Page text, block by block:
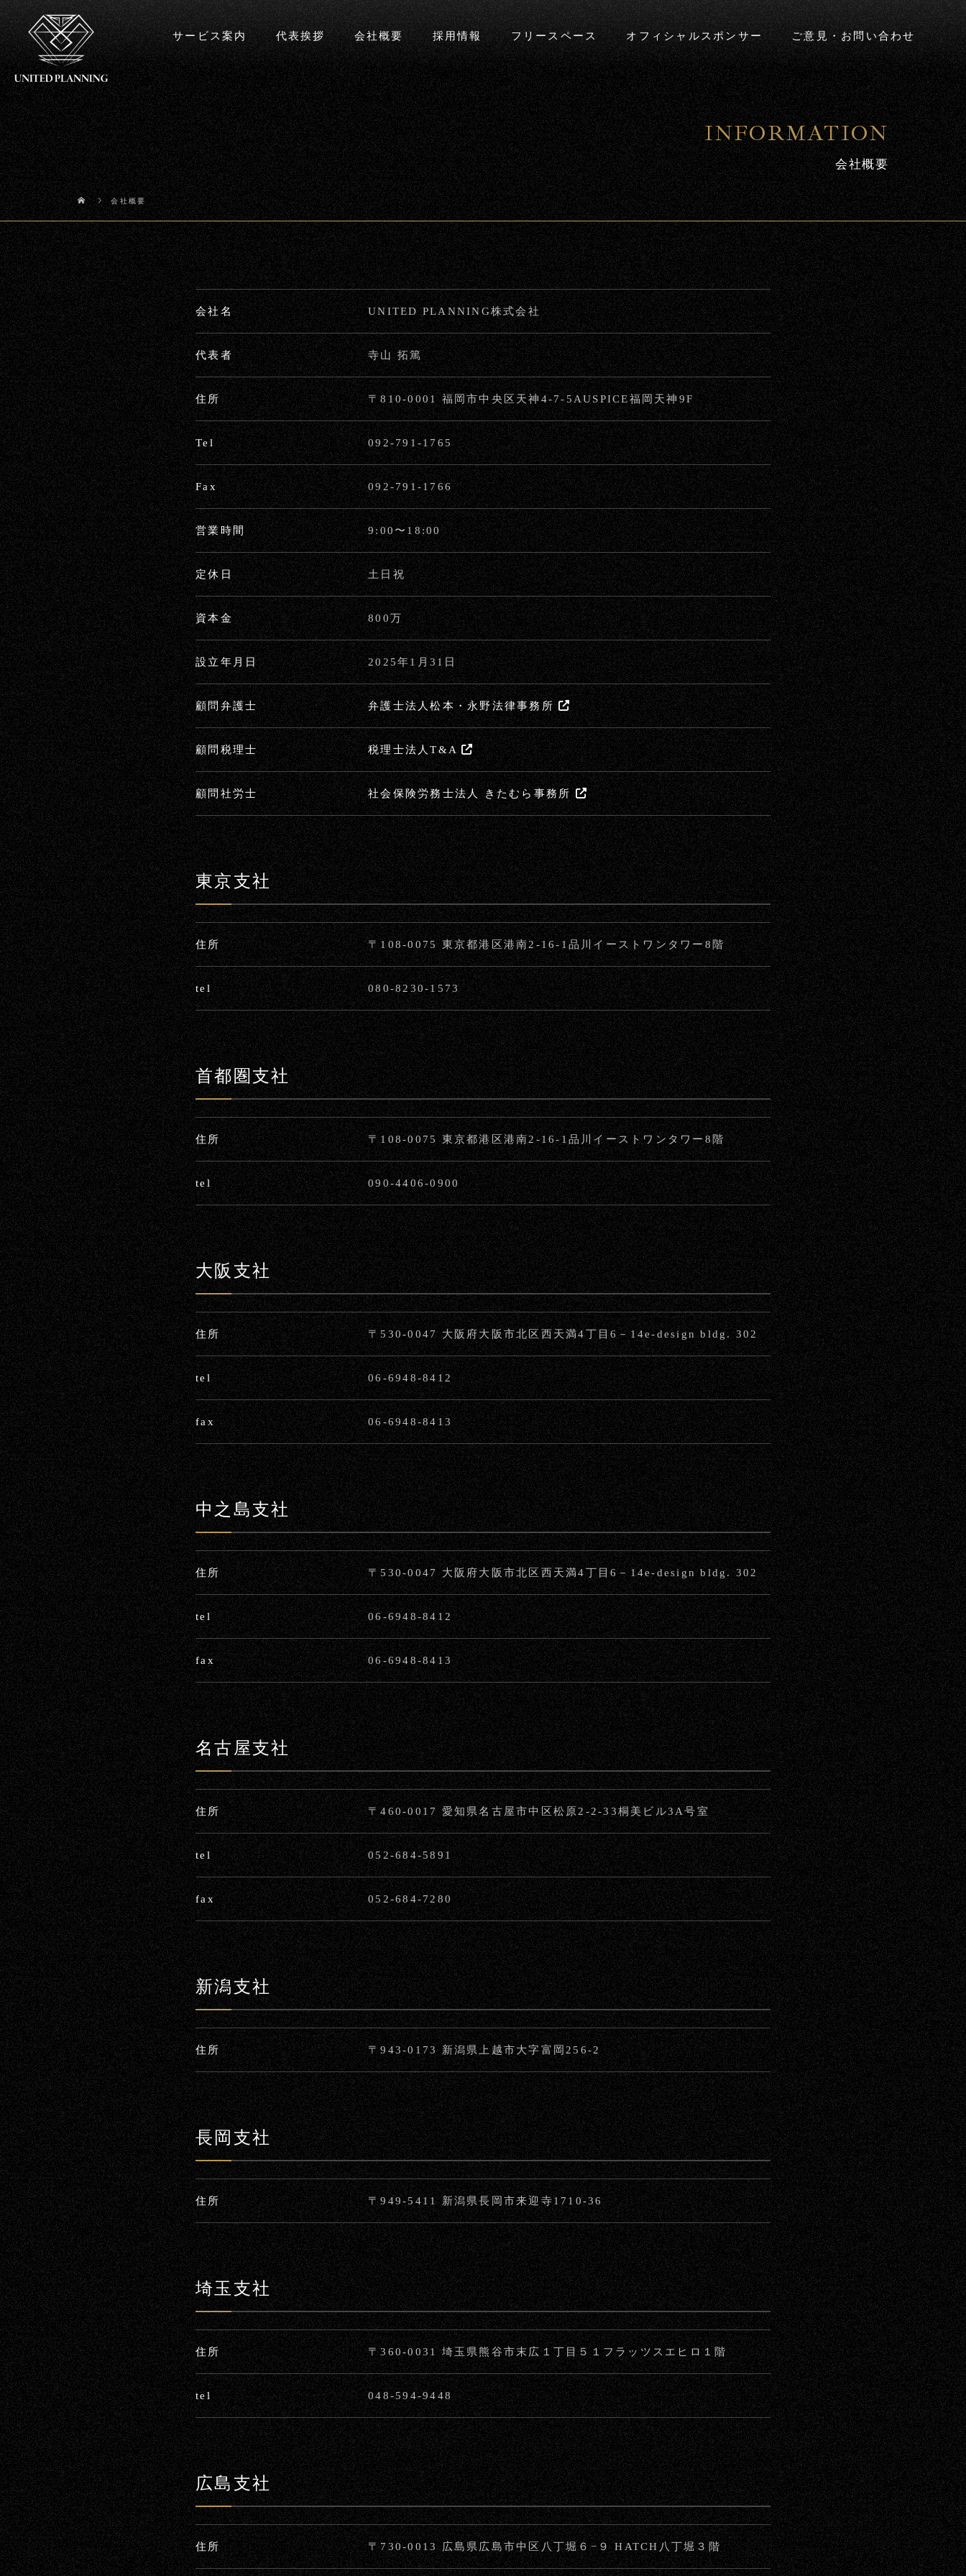
サービス案内 代表挨拶 会社概要 採用情報 フリースペース オフィシャルスポンサー ご意見・お問い合わせ
INFORMATION
会社概要
会社概要
会社名 UNITED PLANNING株式会社
代表者 寺山 拓篤
住所 〒810-0001 福岡市中央区天神4-7-5AUSPICE福岡天神9F
Tel 092-791-1765
Fax 092-791-1766
営業時間 9:00〜18:00
定休日 土日祝
資本金 800万
設立年月日 2025年1月31日
顧問弁護士 弁護士法人松本・永野法律事務所
顧問税理士 税理士法人T&A
顧問社労士 社会保険労務士法人 きたむら事務所
東京支社
住所 〒108-0075 東京都港区港南2-16-1品川イーストワンタワー8階
tel 080-8230-1573
首都圏支社
住所 〒108-0075 東京都港区港南2-16-1品川イーストワンタワー8階
tel 090-4406-0900
大阪支社
住所 〒530-0047 大阪府大阪市北区西天満4丁目6－14e-design bldg. 302
tel 06-6948-8412
fax 06-6948-8413
中之島支社
住所 〒530-0047 大阪府大阪市北区西天満4丁目6－14e-design bldg. 302
tel 06-6948-8412
fax 06-6948-8413
名古屋支社
住所 〒460-0017 愛知県名古屋市中区松原2-2-33桐美ビル3A号室
tel 052-684-5891
fax 052-684-7280
新潟支社
住所 〒943-0173 新潟県上越市大字富岡256-2
長岡支社
住所 〒949-5411 新潟県長岡市来迎寺1710-36
埼玉支社
住所 〒360-0031 埼玉県熊谷市末広１丁目５１フラッツスエヒロ１階
tel 048-594-9448
広島支社
住所 〒730-0013 広島県広島市中区八丁堀６−９ HATCH八丁堀３階